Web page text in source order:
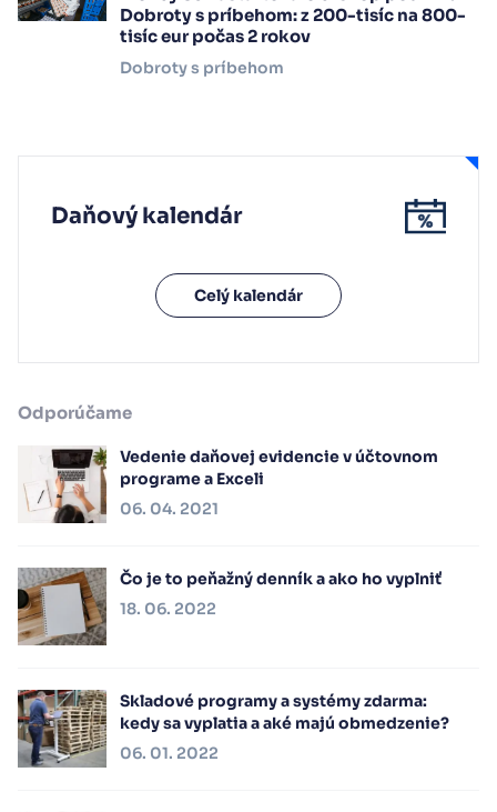
Dobroty s príbehom: z 200-tisíc na 800-
tisíc eur počas 2 rokov
Dobroty s príbehom
Daňový kalendár
Celý kalendár
Odporúčame
Vedenie daňovej evidencie v účtovnom
programe a Exceli
06. 04. 2021
Čo je to peňažný denník a ako ho vyplniť
18. 06. 2022
Skladové programy a systémy zdarma:
kedy sa vyplatia a aké majú obmedzenie?
06. 01. 2022